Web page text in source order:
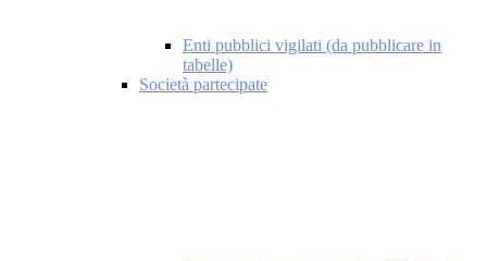
Enti pubblici vigilati (da pubblicare in
tabelle)
Società partecipate